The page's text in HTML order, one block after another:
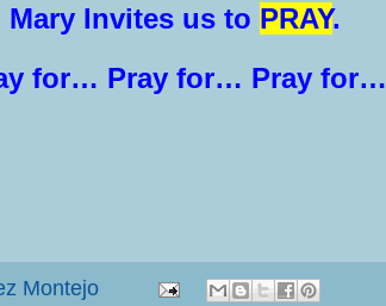
Mary Invites us to PRAY.
for… Pray for… Pray for…
Montejo